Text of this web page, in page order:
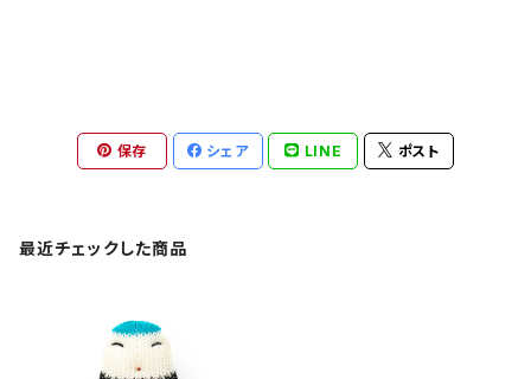
保存 シェア LINE ポスト
最近チェックした商品